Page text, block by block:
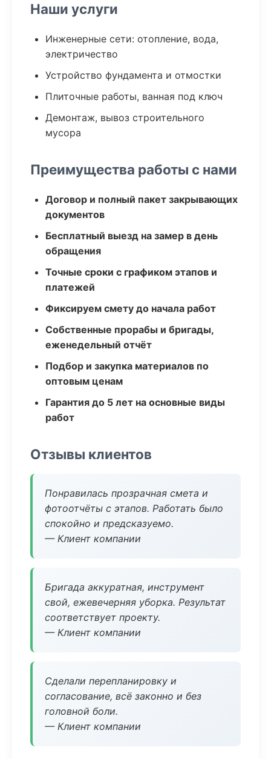
Наши услуги
Инженерные сети: отопление, вода,
электричество
Устройство фундамента и отмостки
Плиточные работы, ванная под ключ
Демонтаж, вывоз строительного
мусора
Преимущества работы с нами
Договор и полный пакет закрывающих
документов
Бесплатный выезд на замер в день
обращения
Точные сроки с графиком этапов и
платежей
Фиксируем смету до начала работ
Собственные прорабы и бригады,
еженедельный отчёт
Подбор и закупка материалов по
оптовым ценам
Гарантия до 5 лет на основные виды
работ
Отзывы клиентов
Понравилась прозрачная смета и
фотоотчёты с этапов. Работать было
спокойно и предсказуемо.
— Клиент компании
Бригада аккуратная, инструмент
свой, ежевечерняя уборка. Результат
соответствует проекту.
— Клиент компании
Сделали перепланировку и
согласование, всё законно и без
головной боли.
— Клиент компании